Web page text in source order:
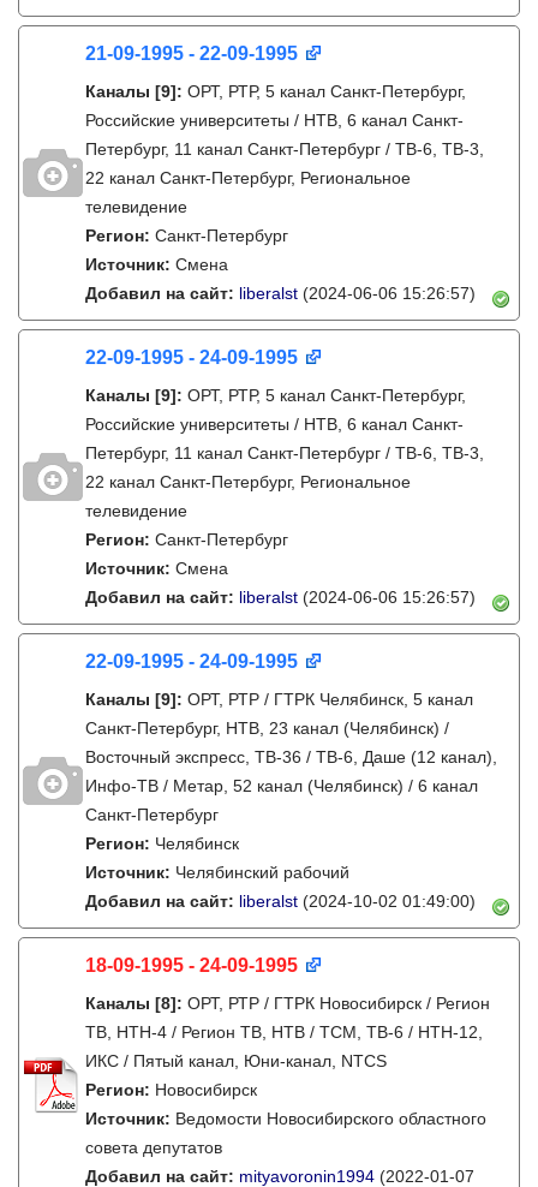
21-09-1995 - 22-09-1995
Каналы [9]: ОРТ, РТР, 5 канал Санкт-Петербург,
Российские университеты / НТВ, 6 канал Санкт-
Петербург, 11 канал Санкт-Петербург / ТВ-6, ТВ-3,
22 канал Санкт-Петербург, Региональное
телевидение
Регион: Санкт-Петербург
Источник: Смена
Добавил на сайт: liberalst (2024-06-06 15:26:57)
22-09-1995 - 24-09-1995
Каналы [9]: ОРТ, РТР, 5 канал Санкт-Петербург,
Российские университеты / НТВ, 6 канал Санкт-
Петербург, 11 канал Санкт-Петербург / ТВ-6, ТВ-3,
22 канал Санкт-Петербург, Региональное
телевидение
Регион: Санкт-Петербург
Источник: Смена
Добавил на сайт: liberalst (2024-06-06 15:26:57)
22-09-1995 - 24-09-1995
Каналы [9]: ОРТ, РТР / ГТРК Челябинск, 5 канал
Санкт-Петербург, НТВ, 23 канал (Челябинск) /
Восточный экспресс, ТВ-36 / ТВ-6, Даше (12 канал),
Инфо-ТВ / Метар, 52 канал (Челябинск) / 6 канал
Санкт-Петербург
Регион: Челябинск
Источник: Челябинский рабочий
Добавил на сайт: liberalst (2024-10-02 01:49:00)
18-09-1995 - 24-09-1995
Каналы [8]: ОРТ, РТР / ГТРК Новосибирск / Регион
ТВ, НТН-4 / Регион ТВ, НТВ / ТСМ, ТВ-6 / НТН-12,
ИКС / Пятый канал, Юни-канал, NTCS
Регион: Новосибирск
Источник: Ведомости Новосибирского областного
совета депутатов
Добавил на сайт: mityavoronin1994 (2022-01-07